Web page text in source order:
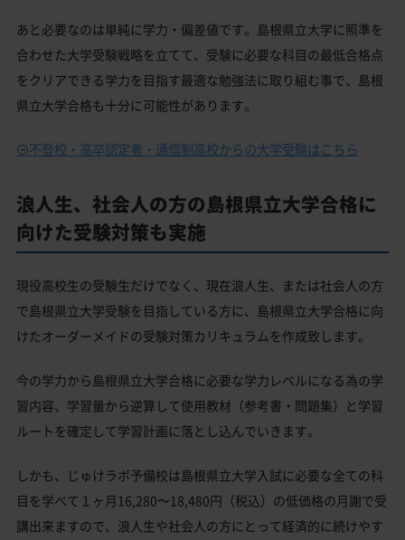
あと必要なのは単純に学力・偏差値です。島根県立大学に照準を
合わせた大学受験戦略を立てて、受験に必要な科目の最低合格点
をクリアできる学力を目指す最適な勉強法に取り組む事で、島根
県立大学合格も十分に可能性があります。
不登校・高卒認定者・通信制高校からの大学受験はこちら
浪人生、社会人の方の島根県立大学合格に
向けた受験対策も実施
現役高校生の受験生だけでなく、現在浪人生、または社会人の方
で島根県立大学受験を目指している方に、島根県立大学合格に向
けたオーダーメイドの受験対策カリキュラムを作成致します。
今の学力から島根県立大学合格に必要な学力レベルになる為の学
習内容、学習量から逆算して使用教材（参考書・問題集）と学習
ルートを確定して学習計画に落とし込んでいきます。
しかも、じゅけラボ予備校は島根県立大学入試に必要な全ての科
目を学べて１ヶ月16,280〜18,480円（税込）の低価格の月謝で受
講出来ますので、浪人生や社会人の方にとって経済的に続けやす